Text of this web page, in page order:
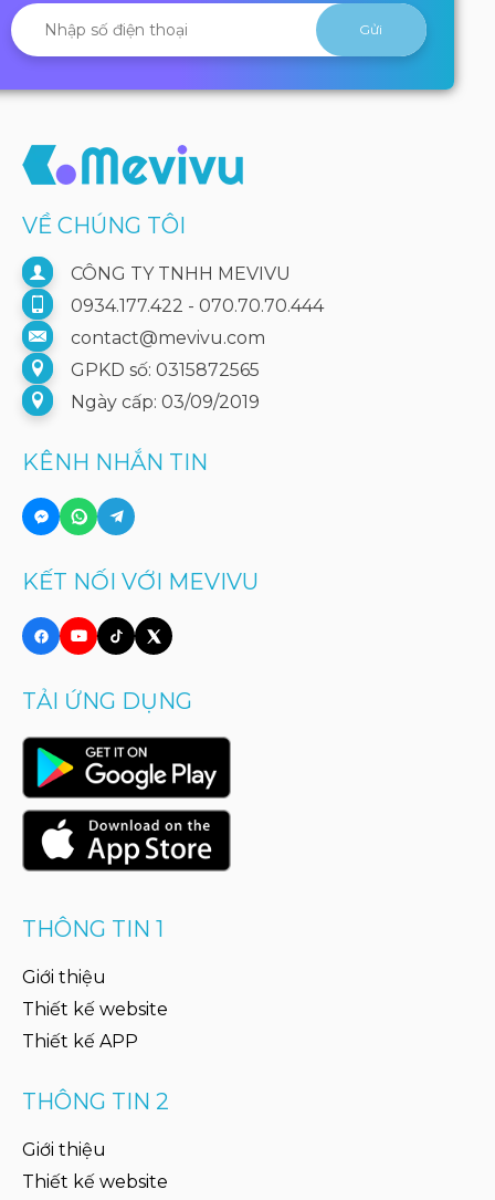
VỀ CHÚNG TÔI
CÔNG TY TNHH MEVIVU
0934.177.422 - 070.70.70.444
contact@mevivu.com
GPKD số: 0315872565
Ngày cấp: 03/09/2019
KÊNH NHẮN TIN
KẾT NỐI VỚI MEVIVU
TẢI ỨNG DỤNG
THÔNG TIN 1
Giới thiệu
Thiết kế website
Thiết kế APP
THÔNG TIN 2
Giới thiệu
Thiết kế website